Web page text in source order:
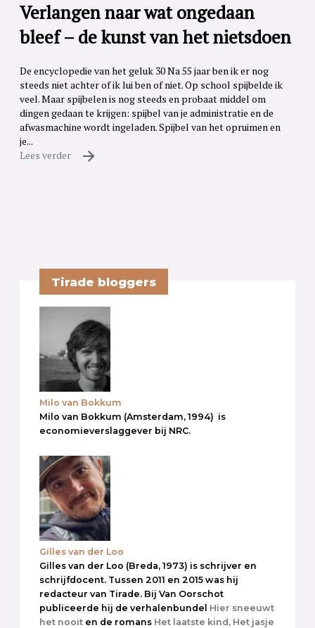
Verlangen naar wat ongedaan
bleef – de kunst van het nietsdoen
De encyclopedie van het geluk 30 Na 55 jaar ben ik er nog
steeds niet achter of ik lui ben of niet. Op school spijbelde ik
veel. Maar spijbelen is nog steeds en probaat middel om
dingen gedaan te krijgen: spijbel van je administratie en de
afwasmachine wordt ingeladen. Spijbel van het opruimen en
je...
Lees verder
Tirade bloggers
Milo van Bokkum
Milo van Bokkum (Amsterdam, 1994) is
economieverslaggever bij NRC.
Gilles van der Loo
Gilles van der Loo (Breda, 1973) is schrijver en
schrijfdocent. Tussen 2011 en 2015 was hij
redacteur van Tirade. Bij Van Oorschot
publiceerde hij de verhalenbundel Hier sneeuwt
het nooit en de romans Het laatste kind, Het jasje